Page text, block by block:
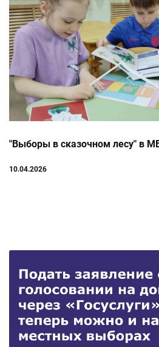
"Выборы в сказочном лесу" в
10.04.2026